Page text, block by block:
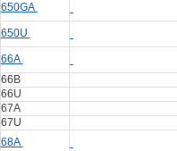
650GA
650U
66A
66B
66U
67A
67U
68A